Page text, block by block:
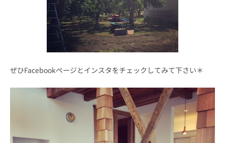
ぜひFacebookページとインスタをチェックしてみて下さい＊